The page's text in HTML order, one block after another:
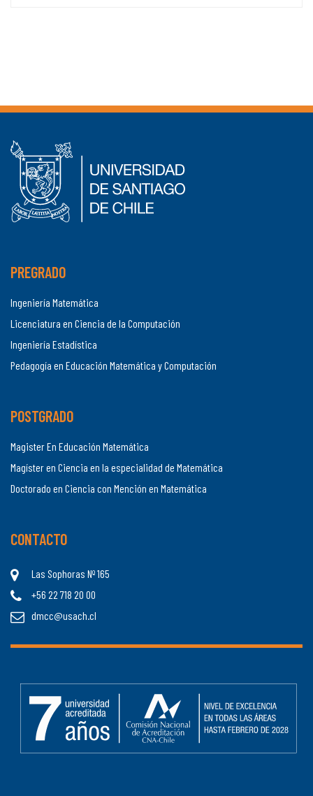
PREGRADO
Ingeniería Matemática
Licenciatura en Ciencia de la Computación
Ingeniería Estadística
Pedagogía en Educación Matemática y Computación
POSTGRADO
Magister En Educación Matemática
Magíster en Ciencia en la especialidad de Matemática
Doctorado en Ciencia con Mención en Matemática
CONTACTO
Las Sophoras Nº 165
+56 22 718 20 00
dmcc@usach.cl